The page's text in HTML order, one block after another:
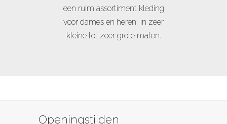
een ruim assortiment kleding
voor dames en heren, in zeer
kleine tot zeer grote maten.
Openingstijden